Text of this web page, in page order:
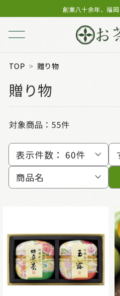
創業八十余年、福
TOP 贈り物
贈り物
対象商品： 55件
表示件数： 60件
商品名